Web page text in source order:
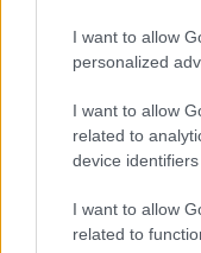
I want to allow
personalized
I want to allow
related to
device identifiers
I want to allow
related to
egyre nagyobb
televíziózásra
épülő üzleti
erejéből.